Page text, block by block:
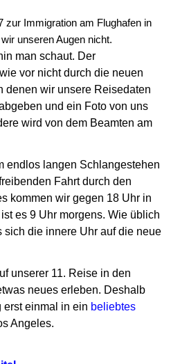
zur Immigration am Flughafen in
unseren Augen nicht.
man schaut. Der
vor nicht durch die neuen
denen wir unsere Reisedaten
und ein Foto von uns
wird von dem Beamten am
endlos langen Schlangestehen
Fahrt durch den
kommen wir gegen 18 Uhr in
es 9 Uhr morgens. Wie üblich
sich die innere Uhr auf die neue
unserer 11. Reise in den
neues erleben. Deshalb
erst einmal in ein beliebtes
Angeles.